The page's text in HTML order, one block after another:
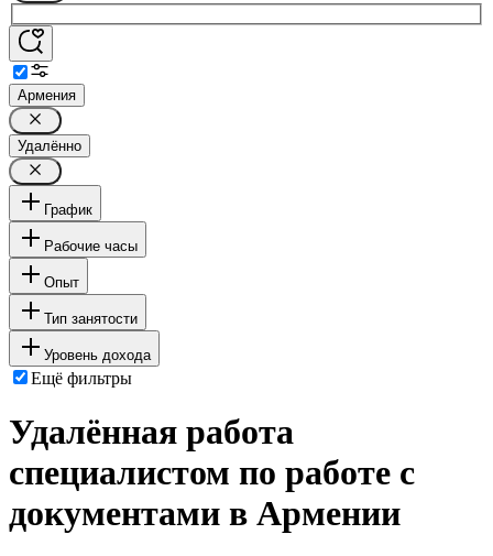
Армения
Удалённо
График
Рабочие часы
Опыт
Тип занятости
Уровень дохода
Ещё фильтры
Удалённая работа
специалистом по работе с
документами в Армении